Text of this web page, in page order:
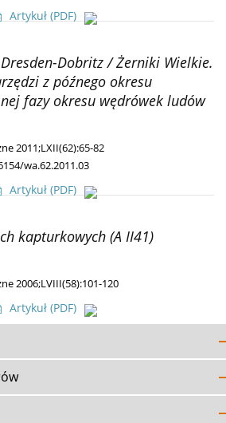
Artykuł (PDF)
Dobritz / Żerniki Wielkie.
z późnego okresu
fazy okresu wędrówek ludów
2011;LXII(62):65-82
wa.62.2011.03
Artykuł (PDF)
kapturkowych (A II41)
2006;LVIII(58):101-120
Artykuł (PDF)